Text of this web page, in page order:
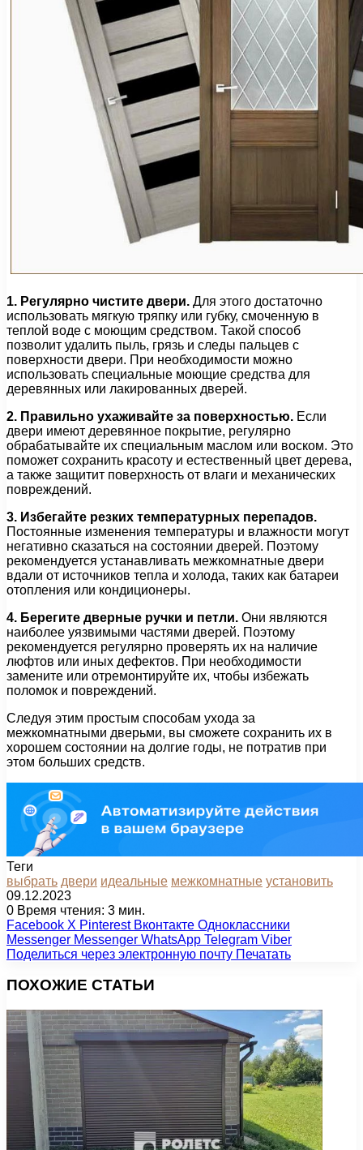
1. Регулярно чистите двери. Для этого достаточно
использовать мягкую тряпку или губку, смоченную в
теплой воде с моющим средством. Такой способ
позволит удалить пыль, грязь и следы пальцев с
поверхности двери. При необходимости можно
использовать специальные моющие средства для
деревянных или лакированных дверей.
2. Правильно ухаживайте за поверхностью. Если
двери имеют деревянное покрытие, регулярно
обрабатывайте их специальным маслом или воском. Это
поможет сохранить красоту и естественный цвет дерева,
а также защитит поверхность от влаги и механических
повреждений.
3. Избегайте резких температурных перепадов.
Постоянные изменения температуры и влажности могут
негативно сказаться на состоянии дверей. Поэтому
рекомендуется устанавливать межкомнатные двери
вдали от источников тепла и холода, таких как батареи
отопления или кондиционеры.
4. Берегите дверные ручки и петли. Они являются
наиболее уязвимыми частями дверей. Поэтому
рекомендуется регулярно проверять их на наличие
люфтов или иных дефектов. При необходимости
замените или отремонтируйте их, чтобы избежать
поломок и повреждений.
Следуя этим простым способам ухода за
межкомнатными дверьми, вы сможете сохранить их в
хорошем состоянии на долгие годы, не потратив при
этом больших средств.
Теги
выбрать двери идеальные межкомнатные установить
09.12.2023
0 Время чтения: 3 мин.
Facebook X Pinterest Вконтакте Одноклассники
Messenger Messenger WhatsApp Telegram Viber
Поделиться через электронную почту Печатать
ПОХОЖИЕ СТАТЬИ